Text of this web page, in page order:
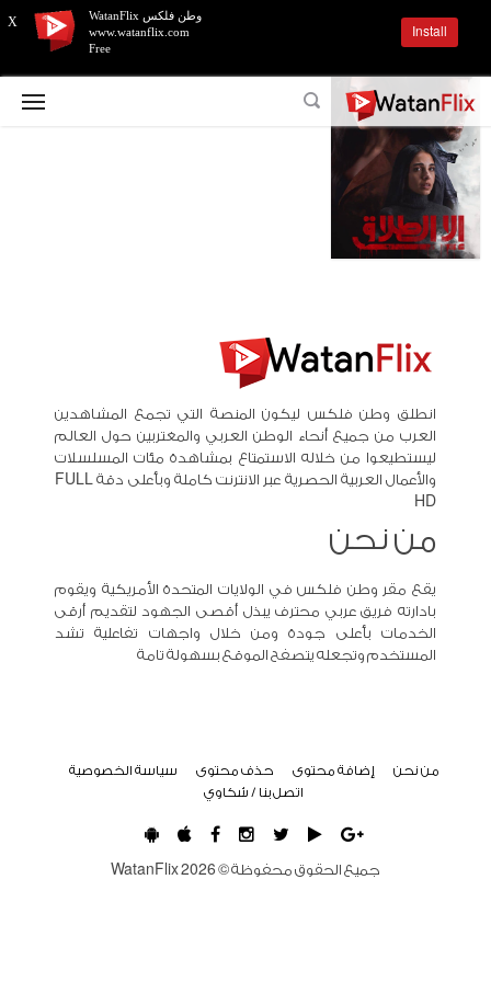
X
وطن فلكس WatanFlix
www.watanflix.com
Free
Install
انطلق وطن فلكس ليكون المنصة التي تجمع المشاهدين
العرب من جميع أنحاء الوطن العربي والمغتربين حول العالم
ليستطيعوا من خلاله الاستمتاع بمشاهدة مئات المسلسلات
والأعمال العربية الحصرية عبر الانترنت كاملة وبأعلى دقة FULL
HD
من نحن
يقع مقر وطن فلكس في الولايات المتحدة الأمريكية ويقوم
بادارته فريق عربي محترف يبذل أقصى الجهود لتقديم أرقى
الخدمات بأعلى جودة ومن خلال واجهات تفاعلية تشد
المستخدم وتجعله يتصفح الموقع بسهولة تامة
من نحن إضافة محتوى حذف محتوى
سياسة الخصوصية
اتصل بنا / شكاوي
جميع الحقوق محفوظة © WatanFlix2026